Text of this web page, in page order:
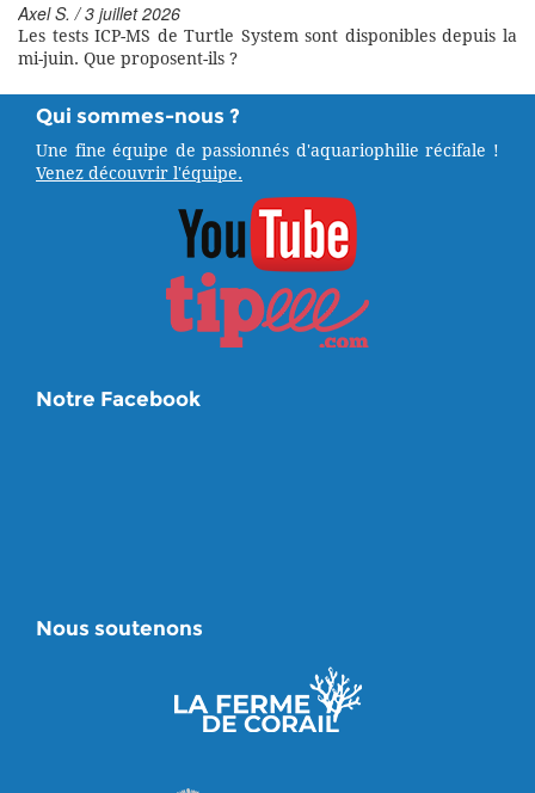
Axel S. / 3 juillet 2026
Les tests ICP-MS de Turtle System sont disponibles depuis la
mi-juin. Que proposent-ils ?
Qui sommes-nous ?
Une fine équipe de passionnés d'aquariophilie récifale !
Venez découvrir l'équipe.
Notre Facebook
Nous soutenons